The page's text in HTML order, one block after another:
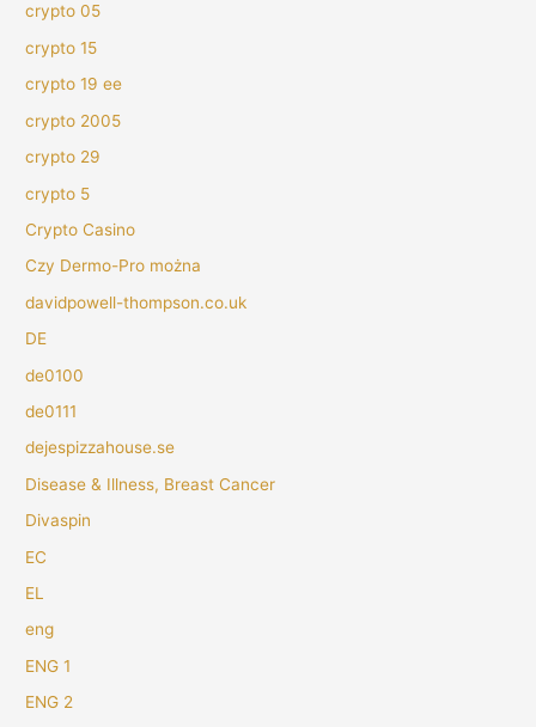
crypto 05
crypto 15
crypto 19 ee
crypto 2005
crypto 29
crypto 5
Crypto Casino
Czy Dermo-Pro można
davidpowell-thompson.co.uk
DE
de0100
de0111
dejespizzahouse.se
Disease & Illness, Breast Cancer
Divaspin
EC
EL
eng
ENG 1
ENG 2